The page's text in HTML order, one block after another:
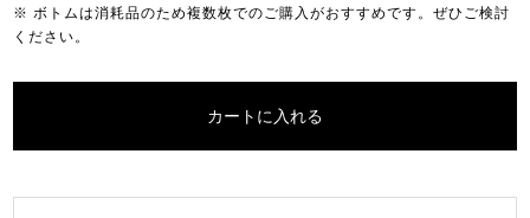
※ ボトムは消耗品のため複数枚でのご購入がおすすめです。ぜひご検討
ください。
カートに入れる